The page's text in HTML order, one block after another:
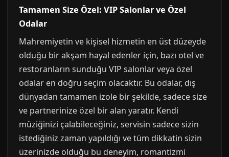
Tamamen Size Özel: VIP Salonlar ve Özel
Odalar
Mahremiyetin ve kişisel hizmetin en üst düzeyde
olduğu bir akşam hayal edenler için, bazı otel ve
restoranların sunduğu VIP salonlar veya özel
odalar en doğru seçim olacaktır. Bu odalar, dış
dünyadan tamamen izole bir şekilde, sadece size
ve partnerinize özel bir alan yaratır. Kendi
müziğinizi çalabileceğiniz, servisin sadece sizin
istediğiniz zaman yapıldığı ve tüm dikkatin sizin
üzerinizde olduğu bu deneyim, romantizmi